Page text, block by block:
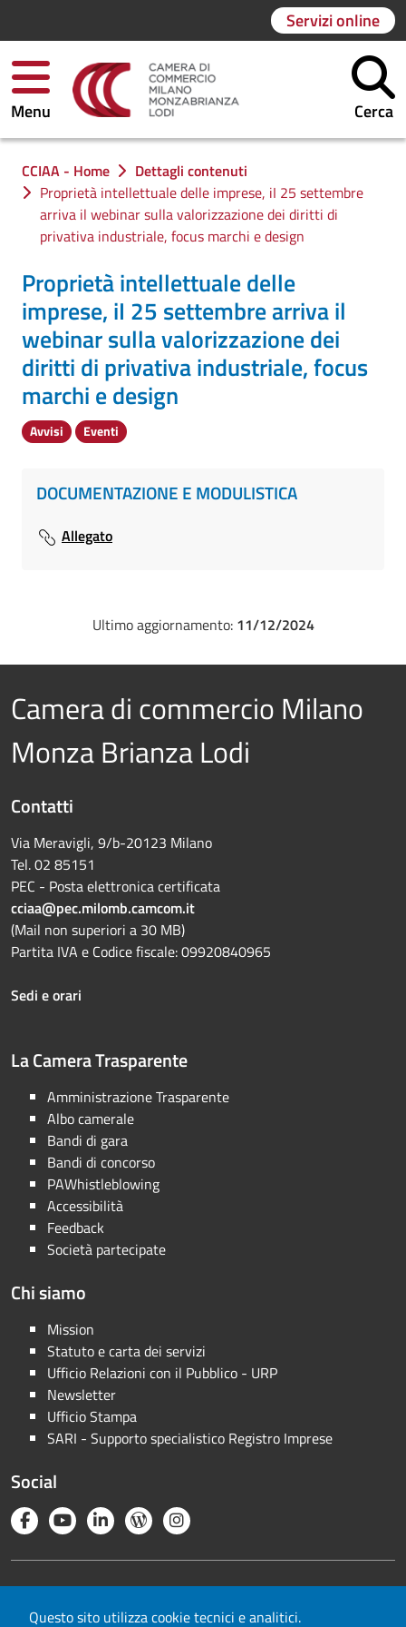
Questo sito utilizza cookie tecnici e analitici.
Servizi online
Menu Cerca
Ti trovi in:
CCIAA - Home
Dettagli contenuti
Proprietà intellettuale delle imprese, iI 25 settembre
arriva il webinar sulla valorizzazione dei diritti di
privativa industriale, focus marchi e design
Proprietà intellettuale delle
imprese, iI 25 settembre arriva il
webinar sulla valorizzazione dei
diritti di privativa industriale, focus
marchi e design
Avvisi Eventi
DOCUMENTAZIONE E MODULISTICA
Allegato
Ultimo aggiornamento: 11/12/2024
Camera di commercio Milano
Monza Brianza Lodi
Contatti
Via Meravigli, 9/b-20123 Milano
Tel. 02 85151
PEC - Posta elettronica certificata
cciaa@pec.milomb.camcom.it
(Mail non superiori a 30 MB)
Partita IVA e Codice fiscale: 09920840965
Sedi e orari
La Camera Trasparente
Amministrazione Trasparente
Albo camerale
Bandi di gara
Bandi di concorso
PAWhistleblowing
Accessibilità
Feedback
Società partecipate
Chi siamo
Mission
Statuto e carta dei servizi
Ufficio Relazioni con il Pubblico - URP
Newsletter
Ufficio Stampa
SARI - Supporto specialistico Registro Imprese
Social
Note legali
Privacy